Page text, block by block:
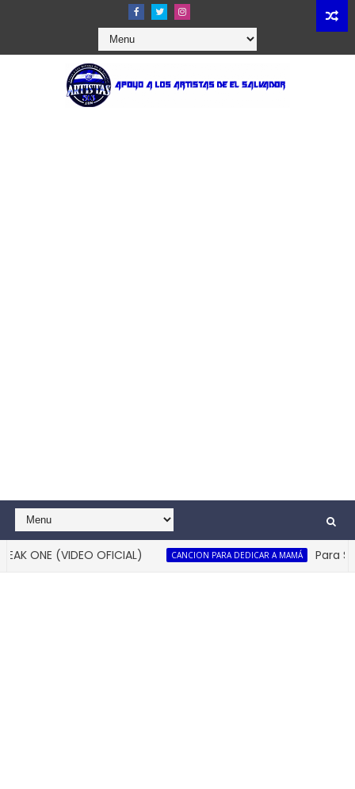
ONE (VIDEO OFICIAL) CANCION PARA DEDICAR A MAMÁ Para